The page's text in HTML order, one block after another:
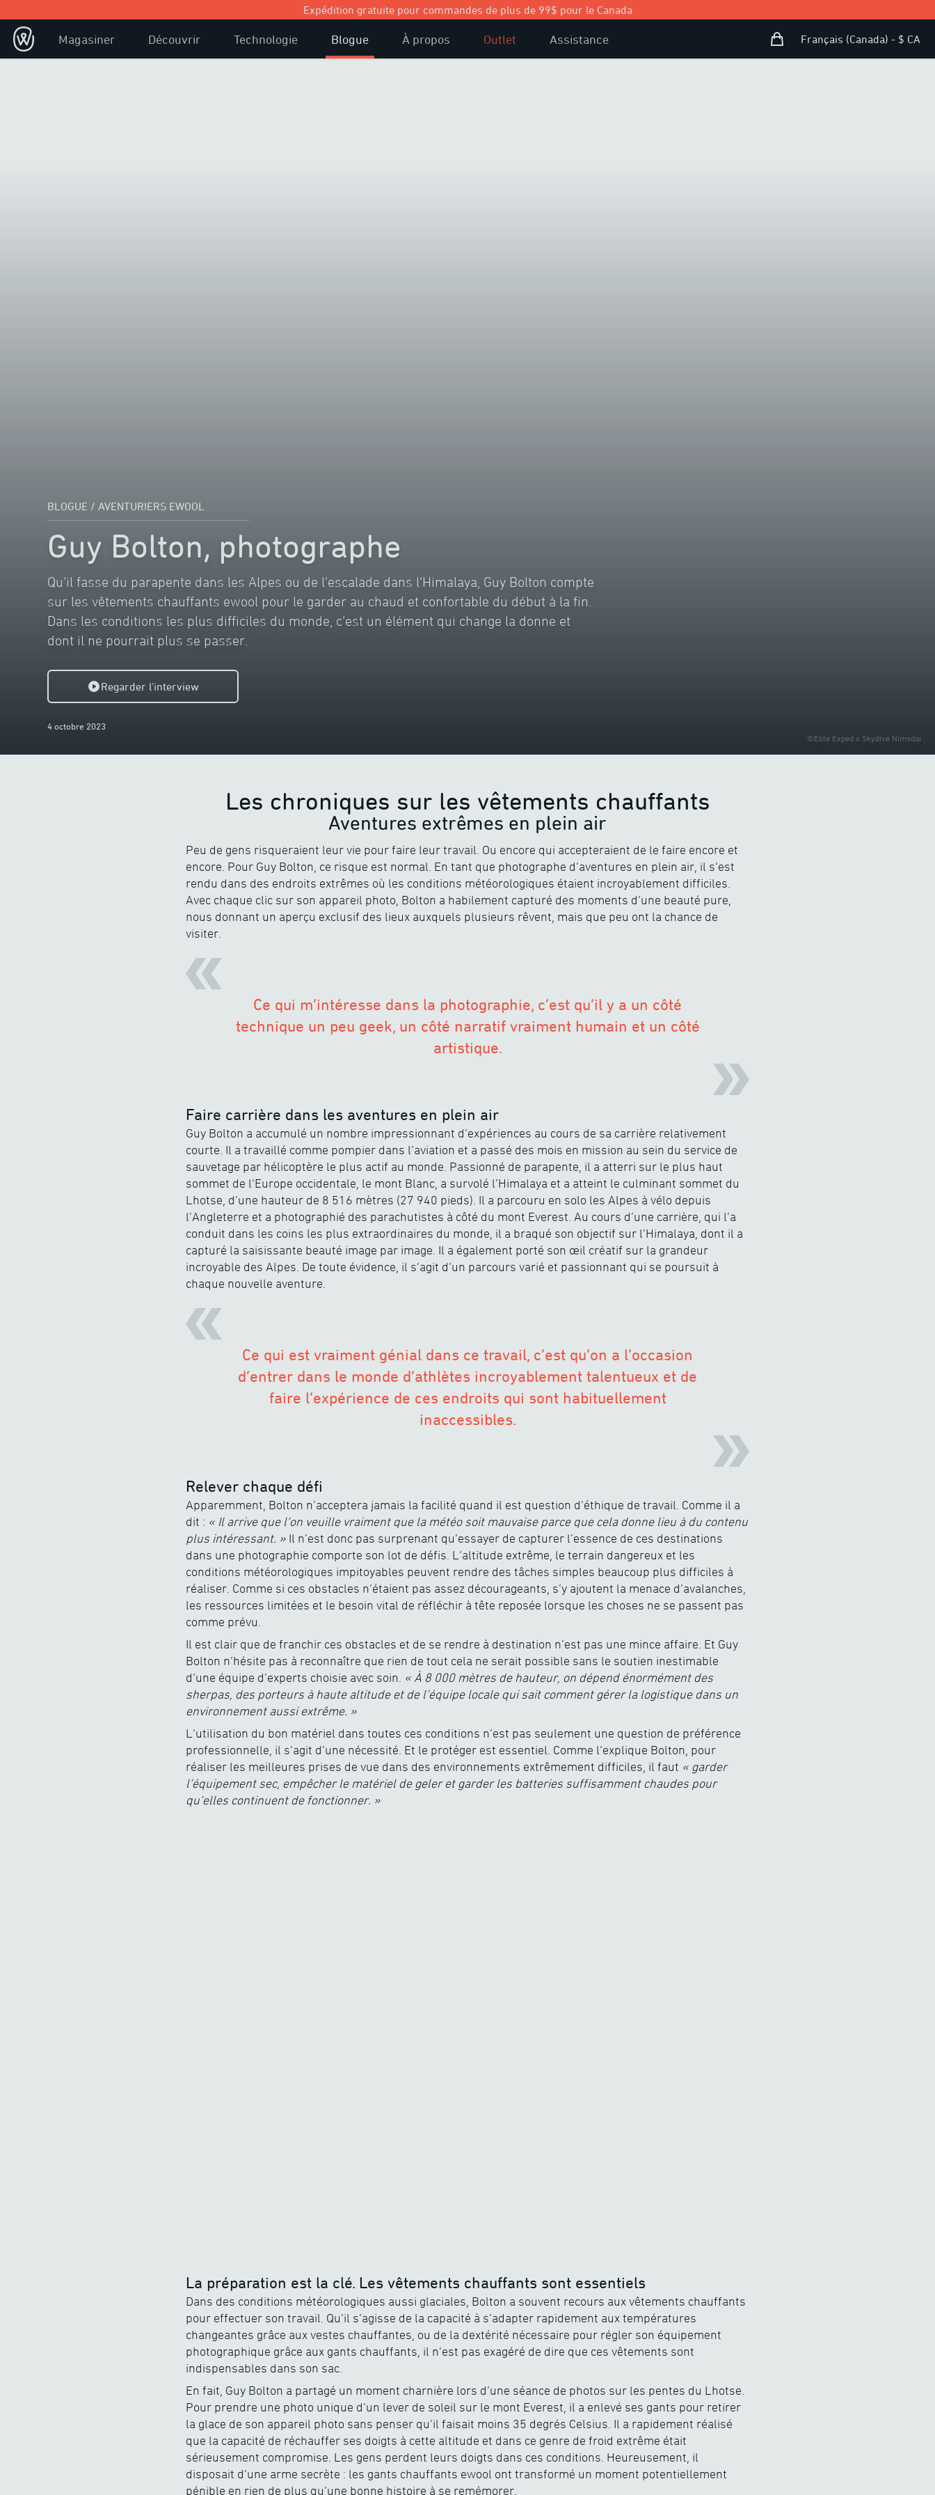
Expédition gratuite pour commandes de plus de 99$ pour le Canada
Magasiner Découvrir Technologie Blogue À propos Outlet Assistance Panier d’achat
Open user menu
Français (Canada) - $ CA
Guy Bolton, photographe
BLOGUE / AVENTURIERS EWOOL
Qu’il fasse du parapente dans les Alpes ou de l’escalade dans l’Himalaya, Guy Bolton compte
sur les vêtements chauffants ewool pour le garder au chaud et confortable du début à la fin.
Dans les conditions les plus difficiles du monde, c’est un élément qui change la donne et
dont il ne pourrait plus se passer.
Regarder l'interview
4 octobre 2023
©Elite Exped x Skydive Nimsdai
Les chroniques sur les vêtements chauffants
Aventures extrêmes en plein air
Peu de gens risqueraient leur vie pour faire leur travail. Ou encore qui accepteraient de le faire encore et
encore. Pour Guy Bolton, ce risque est normal. En tant que photographe d’aventures en plein air, il s’est
rendu dans des endroits extrêmes où les conditions météorologiques étaient incroyablement difficiles.
Avec chaque clic sur son appareil photo, Bolton a habilement capturé des moments d’une beauté pure,
nous donnant un aperçu exclusif des lieux auxquels plusieurs rêvent, mais que peu ont la chance de
visiter.
Ce qui m’intéresse dans la photographie, c’est qu’il y a un côté
technique un peu geek, un côté narratif vraiment humain et un côté
artistique.
Faire carrière dans les aventures en plein air
Guy Bolton a accumulé un nombre impressionnant d’expériences au cours de sa carrière relativement
courte. Il a travaillé comme pompier dans l’aviation et a passé des mois en mission au sein du service de
sauvetage par hélicoptère le plus actif au monde. Passionné de parapente, il a atterri sur le plus haut
sommet de l’Europe occidentale, le mont Blanc, a survolé l’Himalaya et a atteint le culminant sommet du
Lhotse, d’une hauteur de 8 516 mètres (27 940 pieds). Il a parcouru en solo les Alpes à vélo depuis
l’Angleterre et a photographié des parachutistes à côté du mont Everest. Au cours d’une carrière, qui l’a
conduit dans les coins les plus extraordinaires du monde, il a braqué son objectif sur l’Himalaya, dont il a
capturé la saisissante beauté image par image. Il a également porté son œil créatif sur la grandeur
incroyable des Alpes. De toute évidence, il s’agit d’un parcours varié et passionnant qui se poursuit à
chaque nouvelle aventure.
Ce qui est vraiment génial dans ce travail, c’est qu’on a l’occasion
d’entrer dans le monde d’athlètes incroyablement talentueux et de
faire l’expérience de ces endroits qui sont habituellement
inaccessibles.
Relever chaque défi
Apparemment, Bolton n’acceptera jamais la facilité quand il est question d’éthique de travail. Comme il a
dit : « Il arrive que l’on veuille vraiment que la météo soit mauvaise parce que cela donne lieu à du contenu
plus intéressant. » Il n’est donc pas surprenant qu’essayer de capturer l’essence de ces destinations
dans une photographie comporte son lot de défis. L’altitude extrême, le terrain dangereux et les
conditions météorologiques impitoyables peuvent rendre des tâches simples beaucoup plus difficiles à
réaliser. Comme si ces obstacles n’étaient pas assez décourageants, s’y ajoutent la menace d’avalanches,
les ressources limitées et le besoin vital de réfléchir à tête reposée lorsque les choses ne se passent pas
comme prévu.
Il est clair que de franchir ces obstacles et de se rendre à destination n’est pas une mince affaire. Et Guy
Bolton n’hésite pas à reconnaître que rien de tout cela ne serait possible sans le soutien inestimable
d’une équipe d’experts choisie avec soin. « À 8 000 mètres de hauteur, on dépend énormément des
sherpas, des porteurs à haute altitude et de l’équipe locale qui sait comment gérer la logistique dans un
environnement aussi extrême. »
L’utilisation du bon matériel dans toutes ces conditions n’est pas seulement une question de préférence
professionnelle, il s’agit d’une nécessité. Et le protéger est essentiel. Comme l’explique Bolton, pour
réaliser les meilleures prises de vue dans des environnements extrêmement difficiles, il faut « garder
l’équipement sec, empêcher le matériel de geler et garder les batteries suffisamment chaudes pour
qu’elles continuent de fonctionner. »
La préparation est la clé. Les vêtements chauffants sont essentiels
Dans des conditions météorologiques aussi glaciales, Bolton a souvent recours aux vêtements chauffants
pour effectuer son travail. Qu’il s’agisse de la capacité à s’adapter rapidement aux températures
changeantes grâce aux vestes chauffantes, ou de la dextérité nécessaire pour régler son équipement
photographique grâce aux gants chauffants, il n’est pas exagéré de dire que ces vêtements sont
indispensables dans son sac.
En fait, Guy Bolton a partagé un moment charnière lors d’une séance de photos sur les pentes du Lhotse.
Pour prendre une photo unique d’un lever de soleil sur le mont Everest, il a enlevé ses gants pour retirer
la glace de son appareil photo sans penser qu’il faisait moins 35 degrés Celsius. Il a rapidement réalisé
que la capacité de réchauffer ses doigts à cette altitude et dans ce genre de froid extrême était
sérieusement compromise. Les gens perdent leurs doigts dans ces conditions. Heureusement, il
disposait d’une arme secrète : les gants chauffants ewool ont transformé un moment potentiellement
pénible en rien de plus qu’une bonne histoire à se remémorer.